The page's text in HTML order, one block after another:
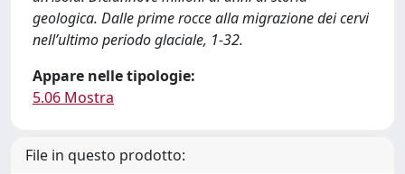
geologica. Dalle prime rocce alla migrazione dei cervi
nell’ultimo periodo glaciale, 1-32.
Appare nelle tipologie:
5.06 Mostra
File in questo prodotto: